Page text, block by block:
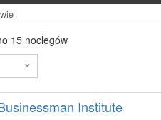
15 noclegów
Institute